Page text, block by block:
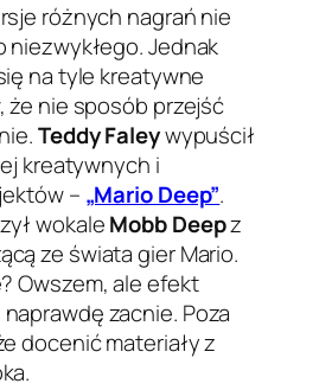
różnych nagrań nie
Jednak
na tyle kreatywne
że nie sposób przejść
Teddy Faleywypuścił
kreatywnych i
– „Mario Deep”.
wokaleMobb Deepz
ze świata gier Mario.
Owszem, ale efekt
zacnie. Poza
docenić materiały z